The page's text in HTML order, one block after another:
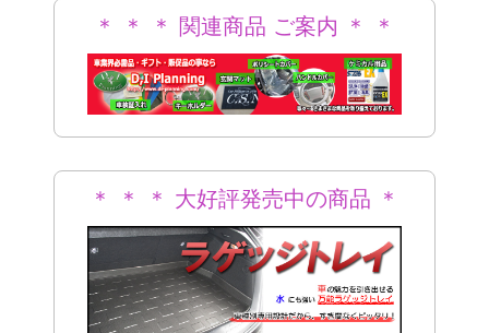
＊ ＊ ＊ 関連商品 ご案内 ＊ ＊
＊
＊ ＊ ＊ 大好評発売中の商品 ＊
＊ ＊